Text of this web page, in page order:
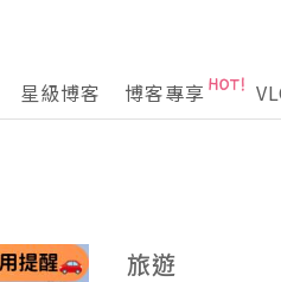
星級博客 博客專享
旅遊